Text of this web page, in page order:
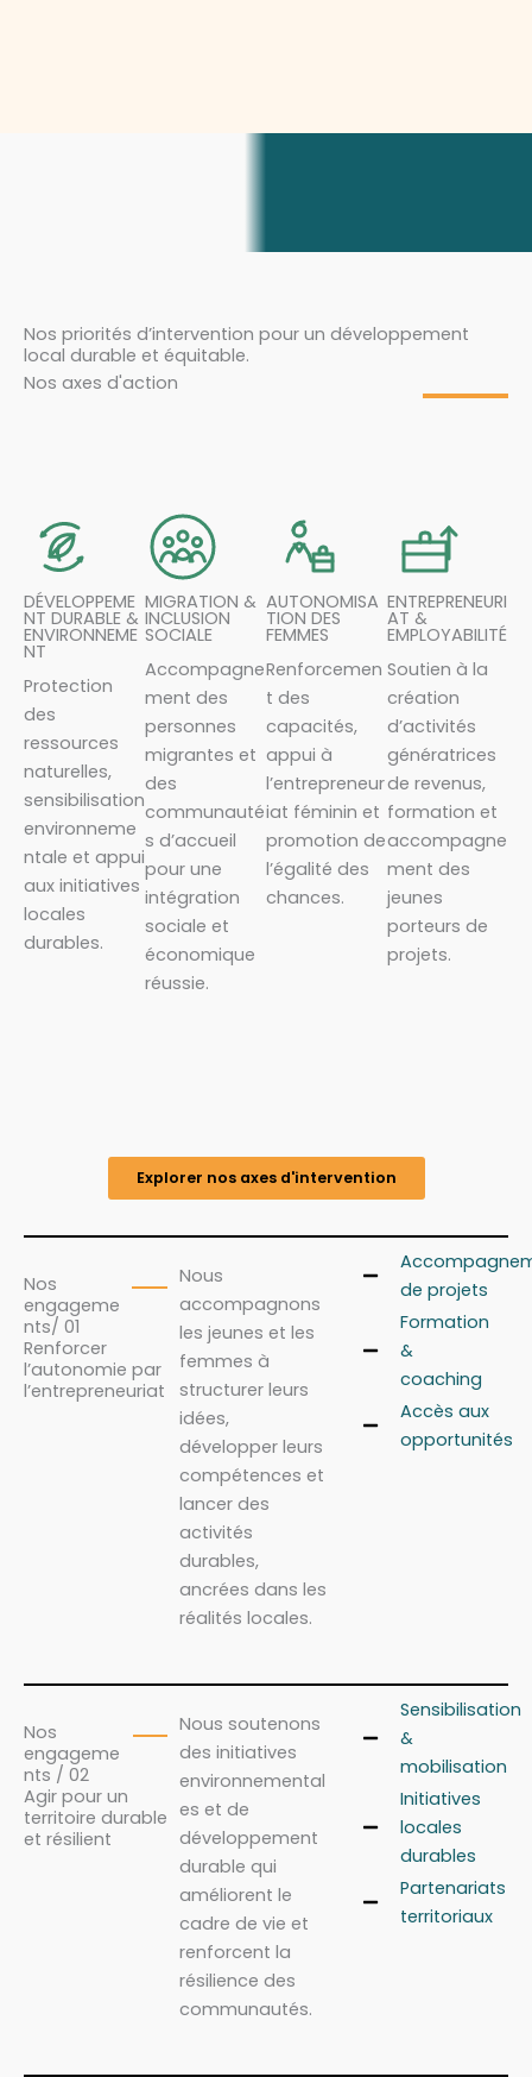
Nos priorités d’intervention pour un développement
local durable et équitable.
Nos axes d'action
DÉVELOPPEME
NT DURABLE &
ENVIRONNEME
NT
Protection
des
ressources
naturelles,
sensibilisation
environneme
ntale et appui
aux initiatives
locales
durables.
MIGRATION &
INCLUSION
SOCIALE
Accompagne
ment des
personnes
migrantes et
des
communauté
s d’accueil
pour une
intégration
sociale et
économique
réussie.
AUTONOMISA
TION DES
FEMMES
Renforcemen
t des
capacités,
appui à
l’entrepreneur
iat féminin et
promotion de
l’égalité des
chances.
ENTREPRENEURI
AT &
EMPLOYABILITÉ
Soutien à la
création
d’activités
génératrices
de revenus,
formation et
accompagne
ment des
jeunes
porteurs de
projets.
Explorer nos axes d'intervention
Nos
engageme
nts/ 01
Renforcer
l’autonomie par
l’entrepreneuriat
Nous
accompagnons
les jeunes et les
femmes à
structurer leurs
idées,
développer leurs
compétences et
lancer des
activités
durables,
ancrées dans les
réalités locales.
de projets
Formation
&
coaching
Accès aux
opportunités
Nos
engageme
nts / 02
Agir pour un
territoire durable
et résilient
Nous soutenons
des initiatives
environnemental
es et de
développement
durable qui
améliorent le
cadre de vie et
renforcent la
résilience des
communautés.
Sensibilisation
&
mobilisation
Initiatives
locales
durables
Partenariats
territoriaux